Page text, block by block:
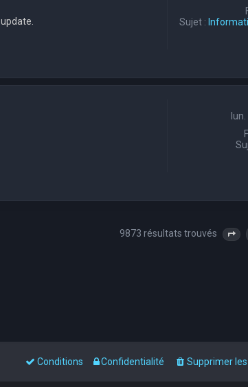
Sujet :
9873 résultats trouvés
Supprimer
Confidentialité
Conditions